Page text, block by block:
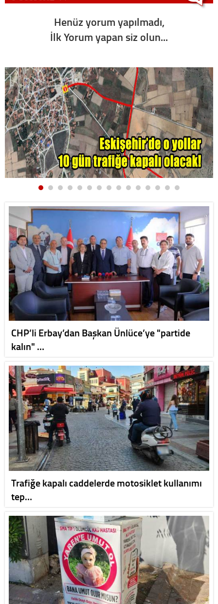
Henüz yorum yapılmadı,
İlk Yorum yapan siz olun...
CHP’li Erbay’dan Başkan Ünlüce’ye "partide
kalın" …
Trafiğe kapalı caddelerde motosiklet kullanımı
tep…